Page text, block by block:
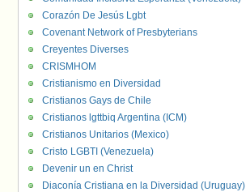
Corazón De Jesús Lgbt
Covenant Network of Presbyterians
Creyentes Diverses
CRISMHOM
Cristianismo en Diversidad
Cristianos Gays de Chile
Cristianos lgttbiq Argentina (ICM)
Cristianos Unitarios (Mexico)
Cristo LGBTI (Venezuela)
Devenir un en Christ
Diaconía Cristiana en la Diversidad (Uruguay)